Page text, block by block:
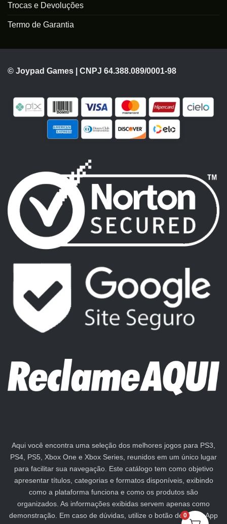
Trocas e Devoluções
Termo de Garantia
© Joypad Games | CNPJ 64.388.089/0001-98
Aqui você encontra uma seleção dos melhores jogos para PS3,
PS4, PS5, Xbox One e Xbox Series, reunidos em um único lugar
para facilitar sua navegação. Este catálogo tem como objetivo
apresentar títulos, categorias e formatos disponíveis, exibindo
como a plataforma funciona e como os produtos são
organizados. As informações exibidas servem apenas como
demonstração. Em caso de dúvidas, utilize o botão de WhatsApp
0